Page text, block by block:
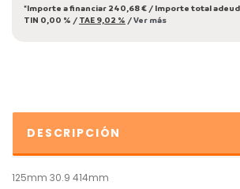
*Importe a financiar 240,68 € / Importe total
TIN 0,00 % / TAE 9,02 % /Ver más
DESCRIPCIÓN
125mm 30.9 414mm